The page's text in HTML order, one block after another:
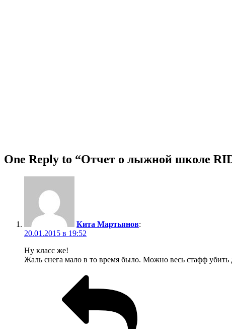
One Reply to “Отчет о лыжной школе
Кита Мартьянов:
20.01.2015 в 19:52
Ну класс же!
Жаль снега мало в то время было. Можно весь стафф убить